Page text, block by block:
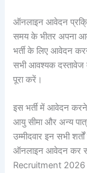
ऑनलाइन आवेदन
समय के भीतर अपना
भर्ती के लिए आवेदन
सभी आवश्यक दस्तावेज
पूरा करें।
इस भर्ती में आवेदन करने
आयु सीमा और अन्य
उम्मीदवार इन सभी
ऑनलाइन आवेदन कर
Recruitment 2026 से